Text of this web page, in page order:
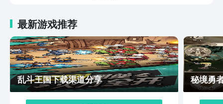
最新游戏推荐
乱斗王国下载渠道分享 秘境勇